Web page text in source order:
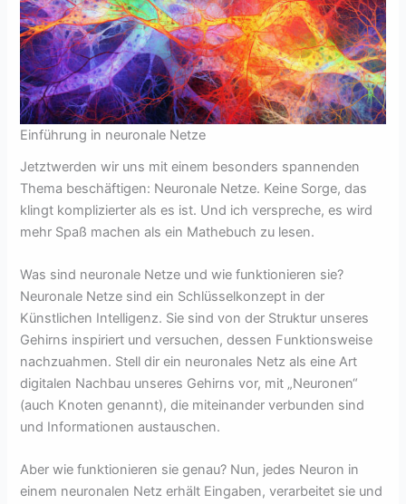
Einführung in neuronale Netze
Jetztwerden wir uns mit einem besonders spannenden
Thema beschäftigen: Neuronale Netze. Keine Sorge, das
klingt komplizierter als es ist. Und ich verspreche, es wird
mehr Spaß machen als ein Mathebuch zu lesen.
Was sind neuronale Netze und wie funktionieren sie?
Neuronale Netze sind ein Schlüsselkonzept in der
Künstlichen Intelligenz. Sie sind von der Struktur unseres
Gehirns inspiriert und versuchen, dessen Funktionsweise
nachzuahmen. Stell dir ein neuronales Netz als eine Art
digitalen Nachbau unseres Gehirns vor, mit „Neuronen“
(auch Knoten genannt), die miteinander verbunden sind
und Informationen austauschen.
Aber wie funktionieren sie genau? Nun, jedes Neuron in
einem neuronalen Netz erhält Eingaben, verarbeitet sie und